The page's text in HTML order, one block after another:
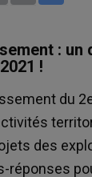
: un
!
du
des
réponses